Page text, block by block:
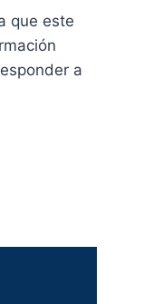
que este
a